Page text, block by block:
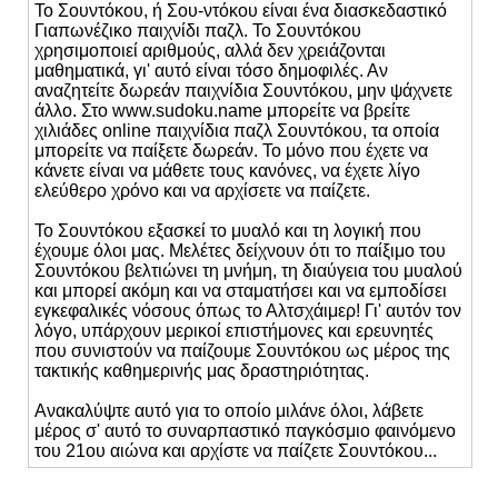
Το Σουντόκου, ή Σου-ντόκου είναι ένα διασκεδαστικό
Γιαπωνέζικο παιχνίδι παζλ. Το Σουντόκου
χρησιμοποιεί αριθμούς, αλλά δεν χρειάζονται
μαθηματικά, γι' αυτό είναι τόσο δημοφιλές. Αν
αναζητείτε δωρεάν παιχνίδια Σουντόκου, μην ψάχνετε
άλλο. Στο www.sudoku.name μπορείτε να βρείτε
χιλιάδες online παιχνίδια παζλ Σουντόκου, τα οποία
μπορείτε να παίξετε δωρεάν. Το μόνο που έχετε να
κάνετε είναι να μάθετε τους κανόνες, να έχετε λίγο
ελεύθερο χρόνο και να αρχίσετε να παίζετε.
Το Σουντόκου εξασκεί το μυαλό και τη λογική που
έχουμε όλοι μας. Μελέτες δείχνουν ότι το παίξιμο του
Σουντόκου βελτιώνει τη μνήμη, τη διαύγεια του μυαλού
και μπορεί ακόμη και να σταματήσει και να εμποδίσει
εγκεφαλικές νόσους όπως το Αλτσχάιμερ! Γι' αυτόν τον
λόγο, υπάρχουν μερικοί επιστήμονες και ερευνητές
που συνιστούν να παίζουμε Σουντόκου ως μέρος της
τακτικής καθημερινής μας δραστηριότητας.
Ανακαλύψτε αυτό για το οποίο μιλάνε όλοι, λάβετε
μέρος σ' αυτό το συναρπαστικό παγκόσμιο φαινόμενο
του 21ου αιώνα και αρχίστε να παίζετε Σουντόκου...